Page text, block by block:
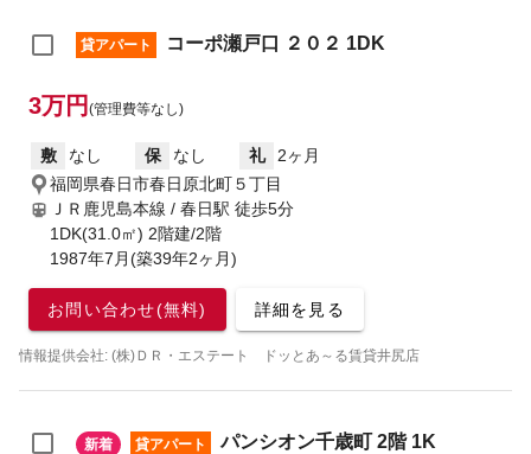
貸アパート コーポ瀬戸口 ２０２ 1DK
3万円 (管理費等なし)
敷 なし 保 なし 礼
2ヶ月
福岡県春日市春日原北町５丁目
ＪＲ鹿児島本線 / 春日駅 徒歩5分
1DK(31.0㎡) 2階建/2階
1987年7月(築39年2ヶ月)
お問い合わせ(無料) 詳細を見る
情報提供会社: (株)ＤＲ・エステート ドッとあ～る賃貸井尻店
新着 貸アパート パンシオン千歳町 2階 1K